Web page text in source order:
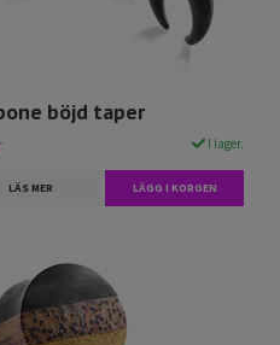
böjd taper
I lager.
LÄS MER LÄGG I KORGEN